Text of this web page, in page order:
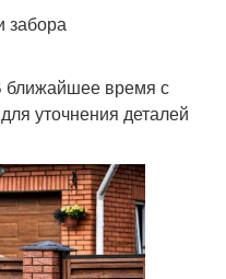
забора
ближайшее время с
уточнения деталей